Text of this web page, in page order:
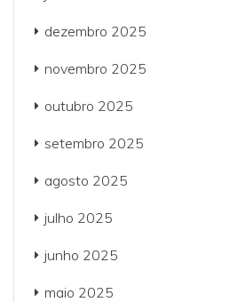
dezembro 2025
novembro 2025
outubro 2025
setembro 2025
agosto 2025
julho 2025
junho 2025
maio 2025